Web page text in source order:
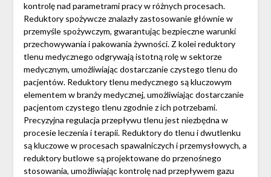
kontrolę nad parametrami pracy w różnych procesach.
Reduktory spożywcze znalazły zastosowanie głównie w
przemyśle spożywczym, gwarantując bezpieczne warunki
przechowywania i pakowania żywności. Z kolei reduktory
tlenu medycznego odgrywają istotną rolę w sektorze
medycznym, umożliwiając dostarczanie czystego tlenu do
pacjentów. Reduktory tlenu medycznego są kluczowym
elementem w branży medycznej, umożliwiając dostarczanie
pacjentom czystego tlenu zgodnie z ich potrzebami.
Precyzyjna regulacja przepływu tlenu jest niezbędna w
procesie leczenia i terapii. Reduktory do tlenu i dwutlenku
są kluczowe w procesach spawalniczych i przemysłowych, a
reduktory butlowe są projektowane do przenośnego
stosowania, umożliwiając kontrolę nad przepływem gazu